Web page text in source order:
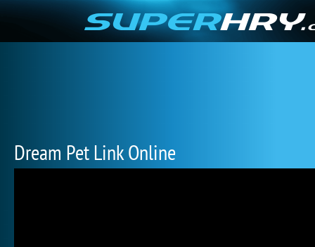
Dream Pet Link Online